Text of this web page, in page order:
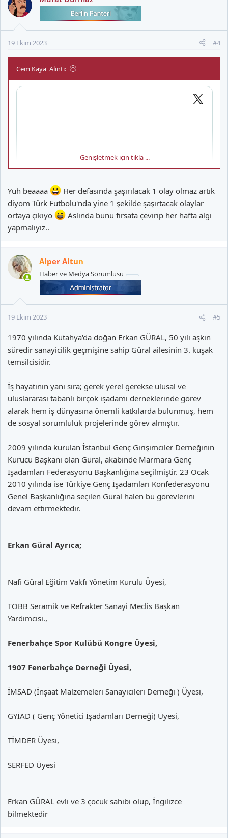
i
l
:
19 Ekim 2023 #4
Cem Kaya' Alıntı:
Genişletmek için tıkla ...
Yuh beaaaa
Her defasında şaşırılacak 1 olay olmaz artık
diyom Türk Futbolu'nda yine 1 şekilde şaşırtacak olaylar
ortaya çıkıyo
Aslında bunu fırsata çevirip her hafta algı
yapmalıyız..
Alper Altun
Haber ve Medya Sorumlusu
19 Ekim 2023 #5
1970 yılında Kütahya'da doğan Erkan GÜRAL, 50 yılı aşkın
süredir sanayicilik geçmişine sahip Güral ailesinin 3. kuşak
temsilcisidir.
İş hayatının yanı sıra; gerek yerel gerekse ulusal ve
uluslararası tabanlı birçok işadamı derneklerinde görev
alarak hem iş dünyasına önemli katkılarda bulunmuş, hem
de sosyal sorumluluk projelerinde görev almıştır.
2009 yılında kurulan İstanbul Genç Girişimciler Derneğinin
Kurucu Başkanı olan Güral, akabinde Marmara Genç
İşadamları Federasyonu Başkanlığına seçilmiştir. 23 Ocak
2010 yılında ise Türkiye Genç İşadamları Konfederasyonu
Genel Başkanlığına seçilen Güral halen bu görevlerini
devam ettirmektedir.
Erkan Güral Ayrıca;
Nafi Güral Eğitim Vakfı Yönetim Kurulu Üyesi,
TOBB Seramik ve Refrakter Sanayi Meclis Başkan
Yardımcısı.,
Fenerbahçe Spor Kulübü Kongre Üyesi,
1907 Fenerbahçe Derneği Üyesi,
İMSAD (İnşaat Malzemeleri Sanayicileri Derneği ) Üyesi,
GYİAD ( Genç Yönetici İşadamları Derneği) Üyesi,
TİMDER Üyesi,
SERFED Üyesi
Erkan GÜRAL evli ve 3 çocuk sahibi olup, İngilizce
bilmektedir